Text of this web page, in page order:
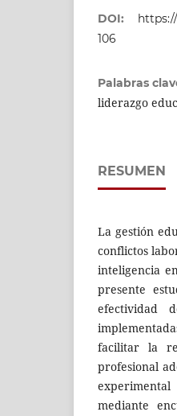
DOI:
106
Palabras
liderazgo
RESUMEN
La gestión
conflictos
inteligencia
presente
efectividad
facilitar la
profesional
mediante